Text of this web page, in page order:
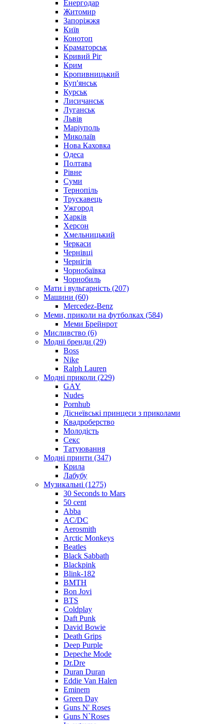
Енергодар
Житомир
Запоріжжя
Київ
Конотоп
Краматорськ
Кривий Ріг
Крим
Кропивницький
Куп'янськ
Курськ
Лисичанськ
Луганськ
Львів
Маріуполь
Миколаїв
Нова Каховка
Одеса
Полтава
Рівне
Суми
Тернопіль
Трускавець
Ужгород
Харків
Херсон
Хмельницький
Черкаси
Чернівці
Чернігів
Чорнобаївка
Чорнобиль
Мати і вульгарність (207)
Машини (60)
Mercedez-Benz
Меми, приколи на футболках (584)
Меми Брейнрот
Мисливство (6)
Модні бренди (29)
Boss
Nike
Ralph Lauren
Модні приколи (229)
GAY
Nudes
Pornhub
Діснеївські принцеси з приколами
Квадроберство
Молодість
Секс
Татуювання
Модні принти (347)
Крила
Лабубу
Музикальні (1275)
30 Seconds to Mars
50 cent
Abba
AC/DC
Aerosmith
Arctic Monkeys
Beatles
Black Sabbath
Blackpink
Blink-182
BMTH
Bon Jovi
BTS
Coldplay
Daft Punk
David Bowie
Death Grips
Deep Purple
Depeche Mode
Dr.Dre
Duran Duran
Eddie Van Halen
Eminem
Green Day
Guns N' Roses
Guns N`Roses